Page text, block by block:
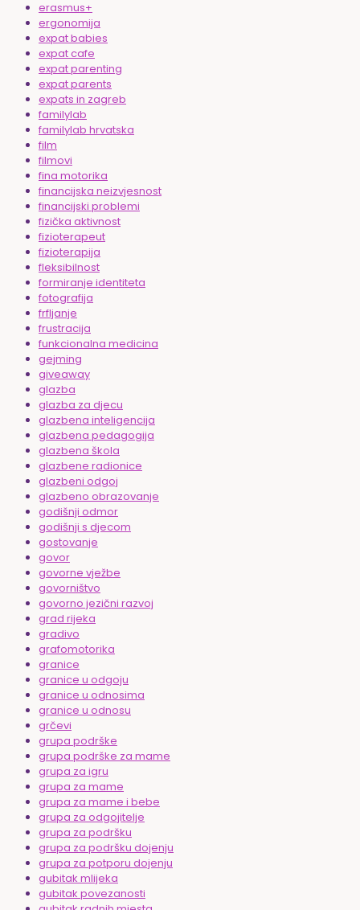
erasmus+
ergonomija
expat babies
expat cafe
expat parenting
expat parents
expats in zagreb
familylab
familylab hrvatska
film
filmovi
fina motorika
financijska neizvjesnost
financijski problemi
fizička aktivnost
fizioterapeut
fizioterapija
fleksibilnost
formiranje identiteta
fotografija
frfljanje
frustracija
funkcionalna medicina
gejming
giveaway
glazba
glazba za djecu
glazbena inteligencija
glazbena pedagogija
glazbena škola
glazbene radionice
glazbeni odgoj
glazbeno obrazovanje
godišnji odmor
godišnji s djecom
gostovanje
govor
govorne vježbe
govorništvo
govorno jezični razvoj
grad rijeka
gradivo
grafomotorika
granice
granice u odgoju
granice u odnosima
granice u odnosu
grčevi
grupa podrške
grupa podrške za mame
grupa za igru
grupa za mame
grupa za mame i bebe
grupa za odgojitelje
grupa za podršku
grupa za podršku dojenju
grupa za potporu dojenju
gubitak mlijeka
gubitak povezanosti